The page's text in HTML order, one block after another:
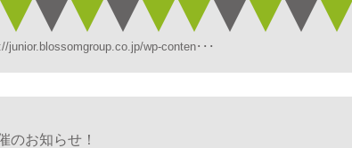
junior.blossomgroup.co.jp/wp-conten･･･
のお知らせ！